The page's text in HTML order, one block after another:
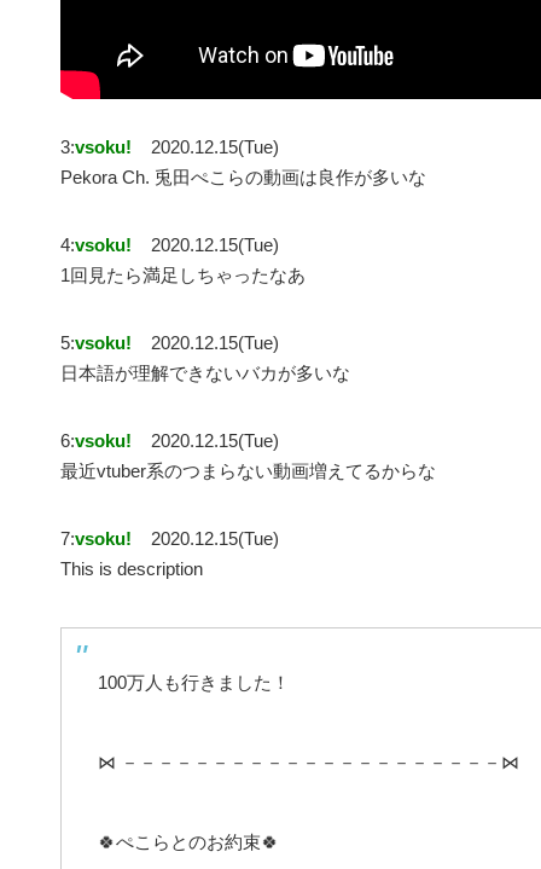
3:vsoku!
2020.12.15(Tue)
Pekora Ch. 兎田ぺこらの動画は良作が多いな
4:vsoku!
2020.12.15(Tue)
1回見たら満足しちゃったなあ
5:vsoku!
2020.12.15(Tue)
日本語が理解できないバカが多いな
6:vsoku!
2020.12.15(Tue)
最近vtuber系のつまらない動画増えてるからな
7:vsoku!
2020.12.15(Tue)
This is description
100万人も行きました！
⋈ －－－－－－－－－－－－－－－－－－－－－⋈
🍀ぺこらとのお約束🍀